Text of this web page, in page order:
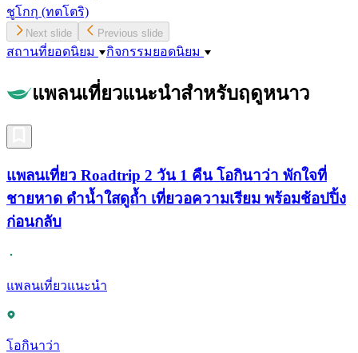
ชูโกกุ (ทตโตริ)
Next slide Previous slide
สถานที่ยอดนิยม กิจกรรมยอดนิยม
แพลนเที่ยวแนะนำสำหรับฤดูหนาว
แพลนเที่ยว Roadtrip 2 วัน 1 คืน โอกินาว่า พักใจที่
ชายหาด ดำน้ำใสดูถ้ำ เที่ยวอความเรียม พร้อมช้อปปิ้ง
ก่อนกลับ
แพลนเที่ยวแนะนำ
โอกินาว่า